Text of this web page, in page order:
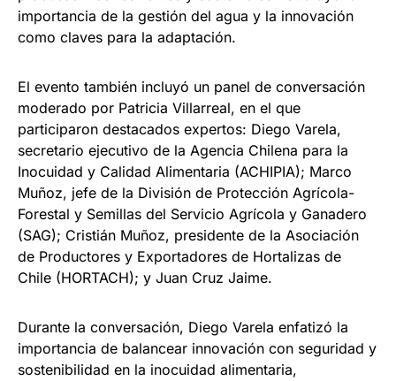
importancia de la gestión del agua y la innovación
como claves para la adaptación.
El evento también incluyó un panel de conversación
moderado por Patricia Villarreal, en el que
participaron destacados expertos: Diego Varela,
secretario ejecutivo de la Agencia Chilena para la
Inocuidad y Calidad Alimentaria (ACHIPIA); Marco
Muñoz, jefe de la División de Protección Agrícola-
Forestal y Semillas del Servicio Agrícola y Ganadero
(SAG); Cristián Muñoz, presidente de la Asociación
de Productores y Exportadores de Hortalizas de
Chile (HORTACH); y Juan Cruz Jaime.
Durante la conversación, Diego Varela enfatizó la
importancia de balancear innovación con seguridad y
sostenibilidad en la inocuidad alimentaria,